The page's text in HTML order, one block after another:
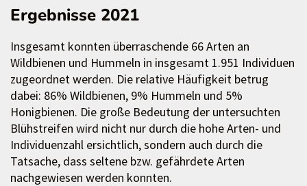
Ergebnisse 2021
Insgesamt konnten überraschende 66 Arten an
Wildbienen und Hummeln in insgesamt 1.951 Individuen
zugeordnet werden. Die relative Häufigkeit betrug
dabei: 86% Wildbienen, 9% Hummeln und 5%
Honigbienen. Die große Bedeutung der untersuchten
Blühstreifen wird nicht nur durch die hohe Arten- und
Individuenzahl ersichtlich, sondern auch durch die
Tatsache, dass seltene bzw. gefährdete Arten
nachgewiesen werden konnten.